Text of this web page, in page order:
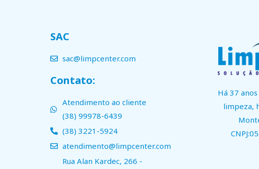
SAC
sac@limpcenter.com
Contato:
Atendimento ao cliente
(38) 99978-6439
(38) 3221-5924
atendimento@limpcenter.com
Rua Alan Kardec, 266 -
Há 37
limpeza,